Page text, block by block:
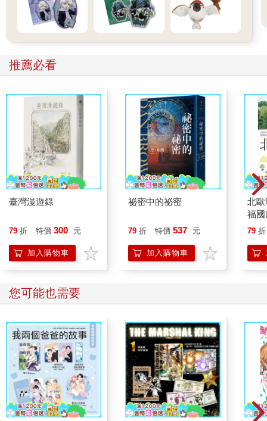
推薦必看
臺灣漫遊錄
79 折 特價 300 元
加入購物車
祕密中的祕密
79 折 特價 537 元
加入購物車
北
福
79 折
您可能也需要